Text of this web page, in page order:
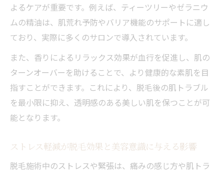
よるケアが重要です。例えば、ティーツリーやゼラニウ
ムの精油は、肌荒れ予防やバリア機能のサポートに適し
ており、実際に多くのサロンで導入されています。
また、香りによるリラックス効果が血行を促進し、肌の
ターンオーバーを助けることで、より健康的な素肌を目
指すことができます。これにより、脱毛後の肌トラブル
を最小限に抑え、透明感のある美しい肌を保つことが可
能となります。
ストレス軽減が脱毛効果と美容意識に与える影響
脱毛施術中のストレスや緊張は、痛みの感じ方や肌トラ